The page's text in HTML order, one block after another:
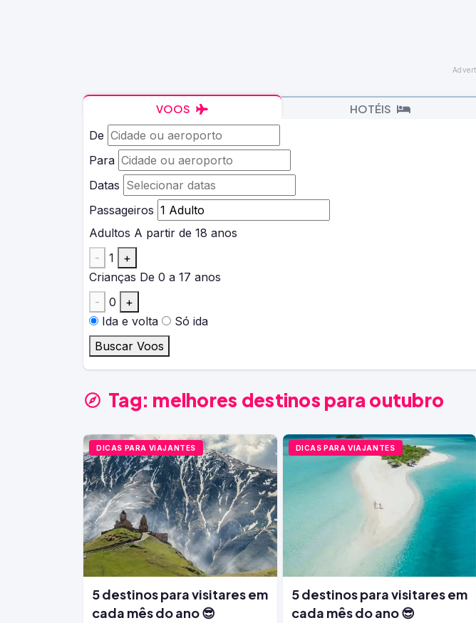
VOOS HOTÉIS
De
Para
Datas
Passageiros
Adultos A partir de 18 anos
-
1
+
Crianças De 0 a 17 anos
-
0
+
Ida e volta
Só ida
Buscar Voos
Tag: melhores destinos para outubro
DICAS PARA VIAJANTES
5 destinos para visitares em
cada mês do ano 😎
DICAS PARA VIAJANTES
5 destinos para visitares em
cada mês do ano 😎